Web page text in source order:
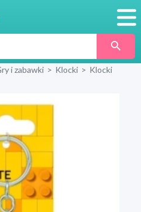
i zabawki > Klocki > Klocki